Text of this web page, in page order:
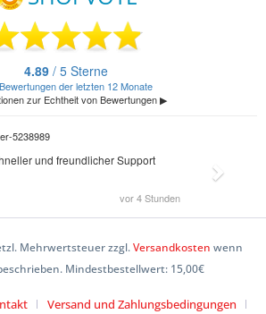
Mehrwertsteuer zzgl.Versandkosten wenn
Mindestbestellwert: 15,00€
Versand und Zahlungsbedingungen